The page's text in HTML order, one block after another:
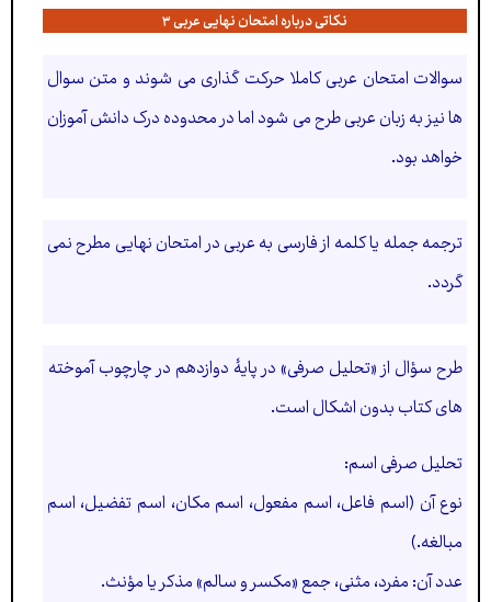
نکاتی درباره امتحان نهایی عربی ۳
سوالات امتحان عربی کاملا حرکت گذاری می شوند و متن سوال
ها نیز به زبان عربی طرح می شود اما در محدوده درک دانش آموزان
خواهد بود.
ترجمه جمله یا کلمه از فارسی به عربی در امتحان نهایی مطرح نمی
گردد.
طرح سؤال از «تحليل صرفی» در پايۀ دوازدهم در چارچوب آموخته
های کتاب بدون اشکال است.
تحليل صرفی اسم:
نوع آن (اسم فاعل، اسم مفعول، اسم مكان، اسم تفضيل، اسم
مبالغه.)
عدد آن:مفرد، مثنی، جمع «مكسر و سالم» مذكر يا مؤنث.